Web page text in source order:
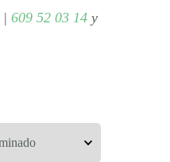
| 609 52 03 14 y